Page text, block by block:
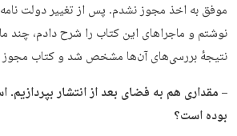
موفق به اخذ مجوز نشدم. پس از تغییر دولت
نوشتم و ماجراهای این کتاب را شرح دادم، چند
نتیجهٔ بررسی‌های آن‌ها مشخص شد و کتاب
– مقداری هم به فضای بعد از انتشار بپردازیم.
بوده است؟